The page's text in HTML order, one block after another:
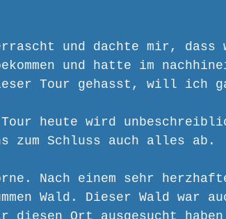
und dachte mir, dass
und hatte im
Tour gehasst, will ich
heute wird
zum Schluss auch alles ab.
Nach einem sehr
Wald. Dieser Wald war
diesen Ort ausgesucht